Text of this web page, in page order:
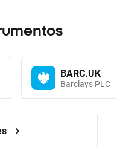
BARC.UK
Barclays PLC